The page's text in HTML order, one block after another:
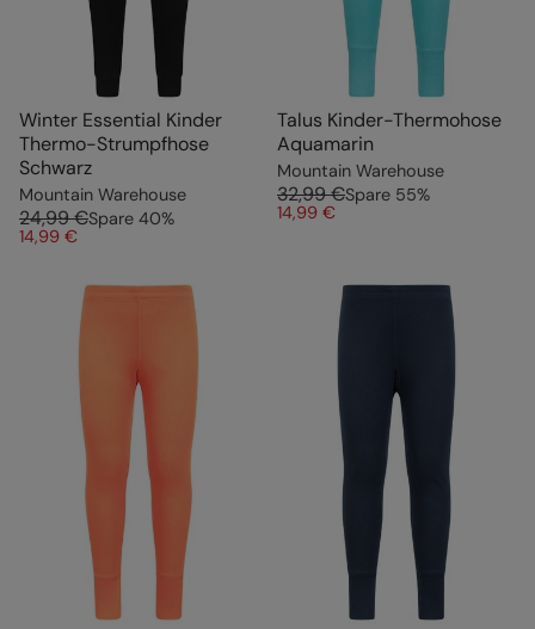
Winter Essential Kinder
Thermo-Strumpfhose
Schwarz
Mountain Warehouse
24,99 €Spare 40%
14,99 €
Talus Kinder-Thermohose
Aquamarin
Mountain Warehouse
32,99 €Spare 55%
14,99 €